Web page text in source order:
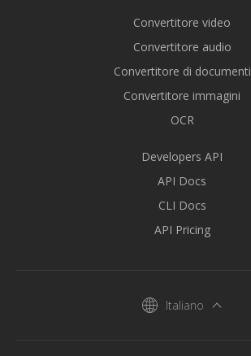
Convertitore video
Convertitore audio
Convertitore di documenti
Convertitore immagini
OCR
Developers API
API Docs
CLI Docs
API Pricing
Italiano